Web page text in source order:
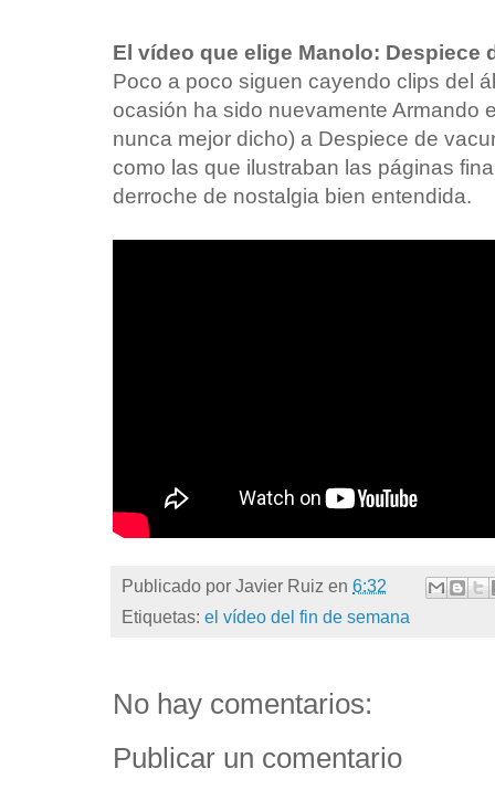
El vídeo que elige Manolo: Despiece
Poco a poco siguen cayendo clips del
ocasión ha sido nuevamente Armando
nunca mejor dicho) a Despiece de
como las que ilustraban las páginas
derroche de nostalgia bien entendida.
Publicado por Javier Ruiz en 6:32
Etiquetas: el vídeo del fin de semana
No hay comentarios:
Publicar un comentario